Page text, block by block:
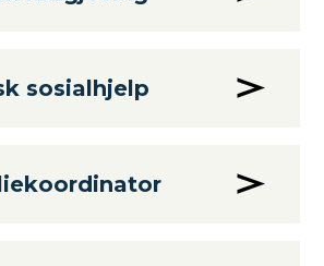
sosialhjelp